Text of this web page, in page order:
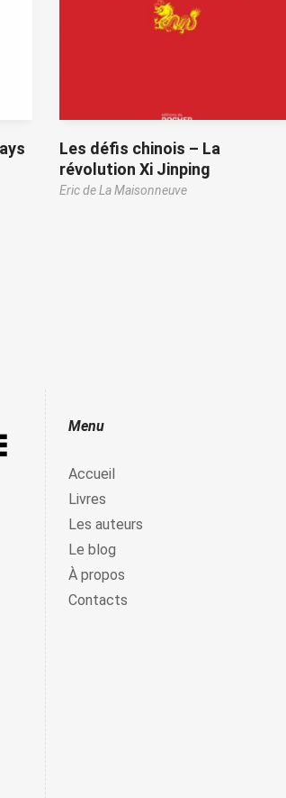
Les défis chinois – La
révolution Xi Jinping
Eric de La Maisonneuve
Menu
Accueil
Livres
Les auteurs
Le blog
À propos
Contacts